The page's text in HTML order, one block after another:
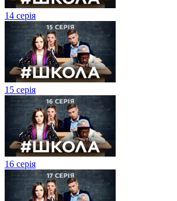
14 серія
15 серія
16 серія